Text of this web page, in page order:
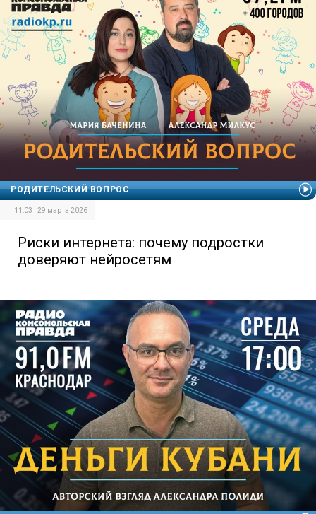
РОДИТЕЛЬСКИЙ ВОПРОС
11:03 | 29 марта 2026
Риски интернета: почему подростки
доверяют нейросетям